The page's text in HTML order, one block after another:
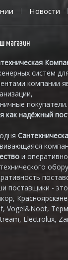
Новости
магазин
систем
компании
как надёжный
и
поставщики -
Vogel&Noot,
Electrolux,